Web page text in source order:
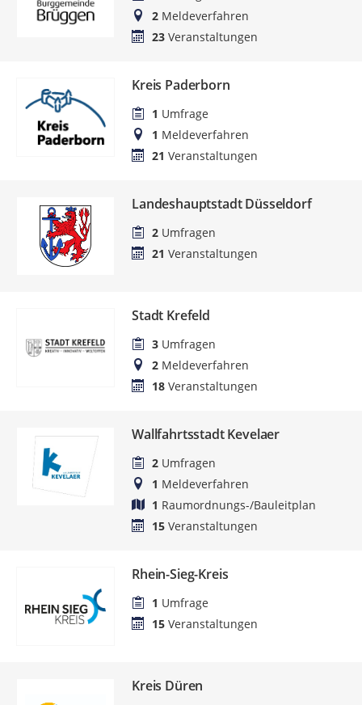
2 Meldeverfahren
23 Veranstaltungen
Kreis Paderborn
1 Umfrage
1 Meldeverfahren
21 Veranstaltungen
Landeshauptstadt Düsseldorf
2 Umfragen
21 Veranstaltungen
Stadt Krefeld
3 Umfragen
2 Meldeverfahren
18 Veranstaltungen
Wallfahrtsstadt Kevelaer
2 Umfragen
1 Meldeverfahren
1 Raumordnungs-/Bauleitplan
15 Veranstaltungen
Rhein-Sieg-Kreis
1 Umfrage
15 Veranstaltungen
Kreis Düren